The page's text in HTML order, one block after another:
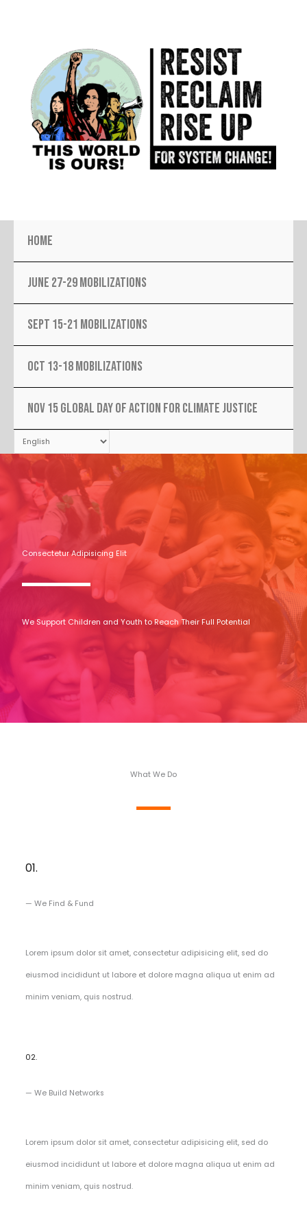
Home
JUNE 27-29 MOBILIZATIONS
SEPT 15-21 MOBILIZATIONS
OCT 13-18 MOBILIZATIONS
NOV 15 Global Day Of Action For Climate Justice
Consectetur Adipisicing Elit
We Support Children and Youth to Reach Their Full Potential
What We Do
01.
— We Find & Fund
Lorem ipsum dolor sit amet, consectetur adipisicing elit, sed do
eiusmod incididunt ut labore et dolore magna aliqua ut enim ad
minim veniam, quis nostrud.
02.
— We Build Networks
Lorem ipsum dolor sit amet, consectetur adipisicing elit, sed do
eiusmod incididunt ut labore et dolore magna aliqua ut enim ad
minim veniam, quis nostrud.